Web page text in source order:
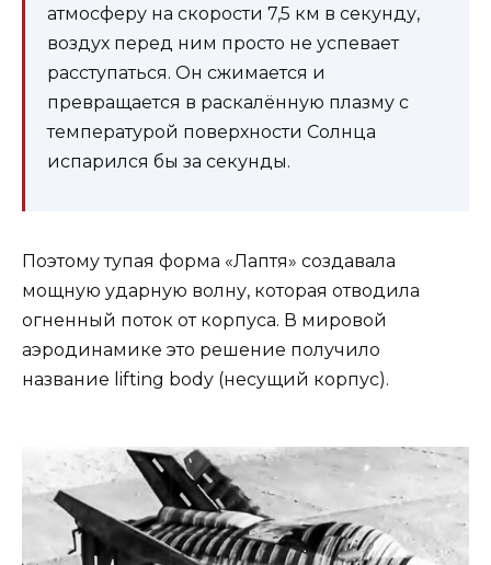
атмосферу на скорости 7,5 км в секунду,
воздух перед ним просто не успевает
расступаться. Он сжимается и
превращается в раскалённую плазму с
температурой поверхности Солнца
испарился бы за секунды.
Поэтому тупая форма «Лаптя» создавала
мощную ударную волну, которая отводила
огненный поток от корпуса. В мировой
аэродинамике это решение получило
название lifting body (несущий корпус).